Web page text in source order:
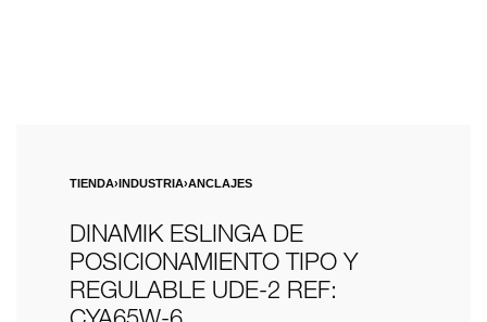
TIENDA›INDUSTRIA›ANCLAJES
DINAMIK ESLINGA DE
POSICIONAMIENTO TIPO Y
REGULABLE UDE-2 REF: